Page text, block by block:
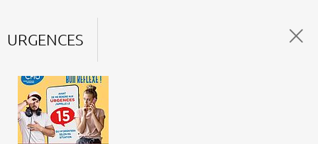
URGENCES